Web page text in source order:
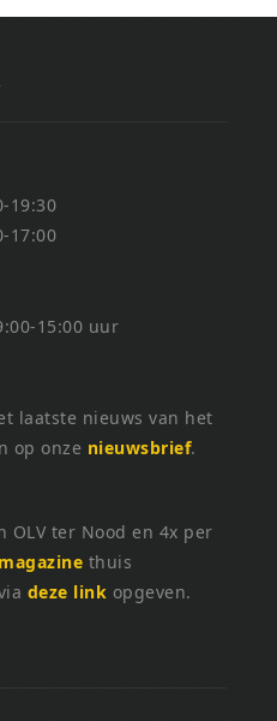
19:30
17:00
15:00 uur
laatste nieuws van het
op onze nieuwsbrief.
ter Nood en 4x per
thuis
deze link opgeven.